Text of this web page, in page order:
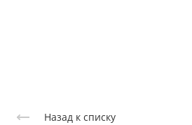
Назад к списку